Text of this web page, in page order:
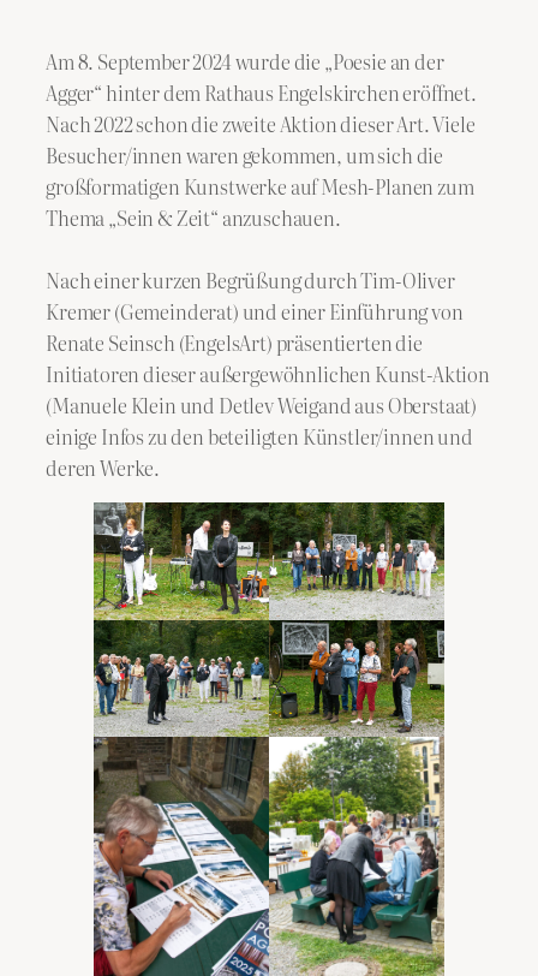
Am 8. September 2024 wurde die „Poesie an der
Agger“ hinter dem Rathaus Engelskirchen eröffnet.
Nach 2022 schon die zweite Aktion dieser Art. Viele
Besucher/innen waren gekommen, um sich die
großformatigen Kunstwerke auf Mesh-Planen zum
Thema „Sein & Zeit“ anzuschauen.
Nach einer kurzen Begrüßung durch Tim-Oliver
Kremer (Gemeinderat) und einer Einführung von
Renate Seinsch (EngelsArt) präsentierten die
Initiatoren dieser außergewöhnlichen Kunst-Aktion
(Manuele Klein und Detlev Weigand aus Oberstaat)
einige Infos zu den beteiligten Künstler/innen und
deren Werke.